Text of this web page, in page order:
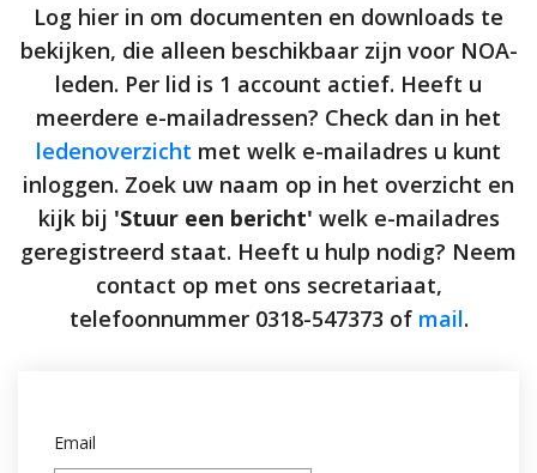
Log hier in om documenten en downloads te
bekijken, die alleen beschikbaar zijn voor NOA-
leden. Per lid is 1 account actief. Heeft u
meerdere e-mailadressen? Check dan in het
ledenoverzicht met welk e-mailadres u kunt
inloggen. Zoek uw naam op in het overzicht en
kijk bij 'Stuur een bericht' welk e-mailadres
geregistreerd staat. Heeft u hulp nodig? Neem
contact op met ons secretariaat,
telefoonnummer 0318-547373 of mail.
Email